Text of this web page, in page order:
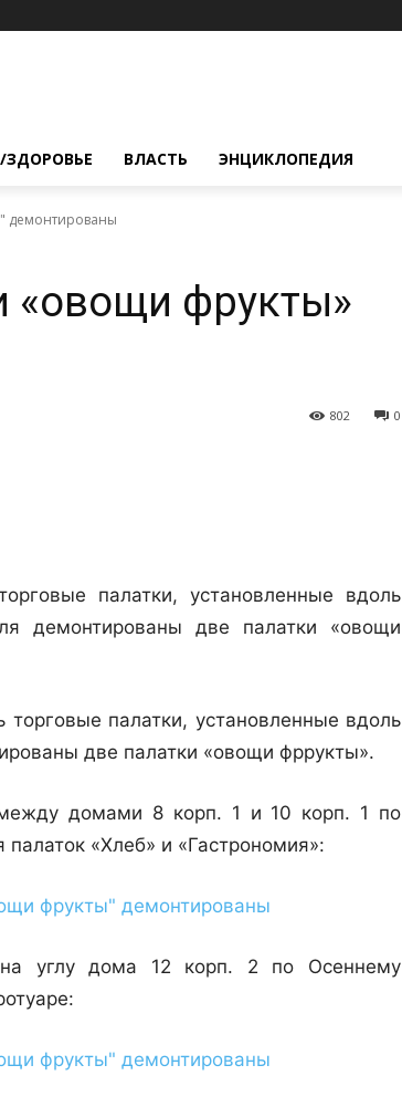
ЗДОРОВЬЕ ВЛАСТЬ ЭНЦИКЛОПЕДИЯ
демонтированы
«овощи фрукты»
0
802
палатки, установленные вдоль
демонтированы две палатки «овощи
палатки, установленные вдоль
две палатки «овощи фррукты».
домами 8 корп. 1 и 10 корп. 1 по
«Хлеб» и «Гастрономия»:
углу дома 12 корп. 2 по Осеннему